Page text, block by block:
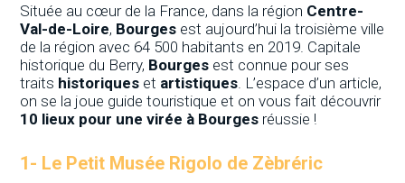
Située au cœur de la France, dans la région Centre-
Val-de-Loire, Bourges est aujourd’hui la troisième ville
de la région avec 64 500 habitants en 2019. Capitale
historique du Berry, Bourges est connue pour ses
traits historiques et artistiques . L’espace d’un article,
on se la joue guide touristique et on vous fait découvrir
10 lieux pour une virée à Bourges réussie !
1- Le Petit Musée Rigolo de Zèbréric